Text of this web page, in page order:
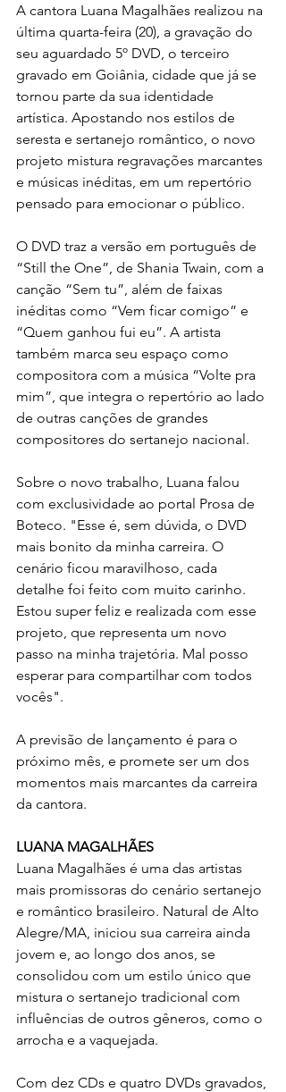
A cantora Luana Magalhães realizou na
última quarta-feira (20), a gravação do
seu aguardado 5º DVD, o terceiro
gravado em Goiânia, cidade que já se
tornou parte da sua identidade
artística. Apostando nos estilos de
seresta e sertanejo romântico, o novo
projeto mistura regravações marcantes
e músicas inéditas, em um repertório
pensado para emocionar o público.
O DVD traz a versão em português de
“Still the One”, de Shania Twain, com a
canção “Sem tu”, além de faixas
inéditas como “Vem ficar comigo” e
“Quem ganhou fui eu”. A artista
também marca seu espaço como
compositora com a música “Volte pra
mim”, que integra o repertório ao lado
de outras canções de grandes
compositores do sertanejo nacional.
Sobre o novo trabalho, Luana falou
com exclusividade ao portal Prosa de
Boteco. "Esse é, sem dúvida, o DVD
mais bonito da minha carreira. O
cenário ficou maravilhoso, cada
detalhe foi feito com muito carinho.
Estou super feliz e realizada com esse
projeto, que representa um novo
passo na minha trajetória. Mal posso
esperar para compartilhar com todos
vocês".
A previsão de lançamento é para o
próximo mês, e promete ser um dos
momentos mais marcantes da carreira
da cantora.
LUANA MAGALHÃES
Luana Magalhães é uma das artistas
mais promissoras do cenário sertanejo
e romântico brasileiro. Natural de Alto
Alegre/MA, iniciou sua carreira ainda
jovem e, ao longo dos anos, se
consolidou com um estilo único que
mistura o sertanejo tradicional com
influências de outros gêneros, como o
arrocha e a vaquejada.
Com dez CDs e quatro DVDs gravados,